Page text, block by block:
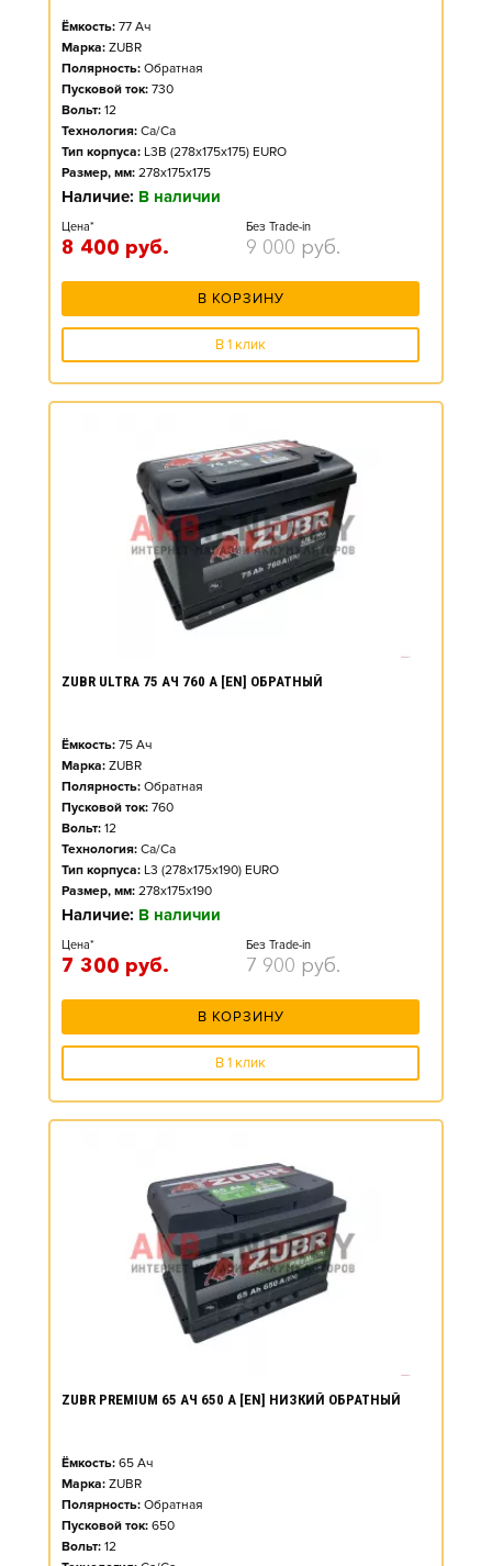
Ёмкость: 77 Ач
Марка: ZUBR
Полярность: Обратная
Пусковой ток: 730
Вольт: 12
Технология: Ca/Ca
Тип корпуса: L3B (278x175x175) EURO
Размер, мм: 278x175x175
Наличие: В наличии
Цена*
8 400 руб.
Без Trade-in
9 000 руб.
В КОРЗИНУ
В 1 клик
ZUBR ULTRA 75 АЧ 760 А [EN] ОБРАТНЫЙ
Ёмкость: 75 Ач
Марка: ZUBR
Полярность: Обратная
Пусковой ток: 760
Вольт: 12
Технология: Ca/Ca
Тип корпуса: L3 (278x175x190) EURO
Размер, мм: 278x175x190
Наличие: В наличии
Цена*
7 300 руб.
Без Trade-in
7 900 руб.
В КОРЗИНУ
В 1 клик
ZUBR PREMIUM 65 АЧ 650 А [EN] НИЗКИЙ ОБРАТНЫЙ
Ёмкость: 65 Ач
Марка: ZUBR
Полярность: Обратная
Пусковой ток: 650
Вольт: 12